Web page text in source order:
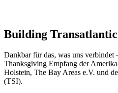
Building
Dankbar für das, was uns verbindet
Thanksgiving Empfang der
Holstein, The Bay Areas e.V. und
(TSI).